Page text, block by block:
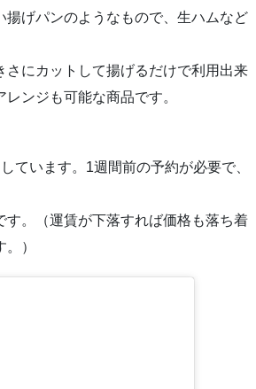
げパンのようなもので、生ハムなど
にカットして揚げるだけで利用出来
ンジも可能な商品です。
ています。1週間前の予約が必要で、
。（運賃が下落すれば価格も落ち着
）